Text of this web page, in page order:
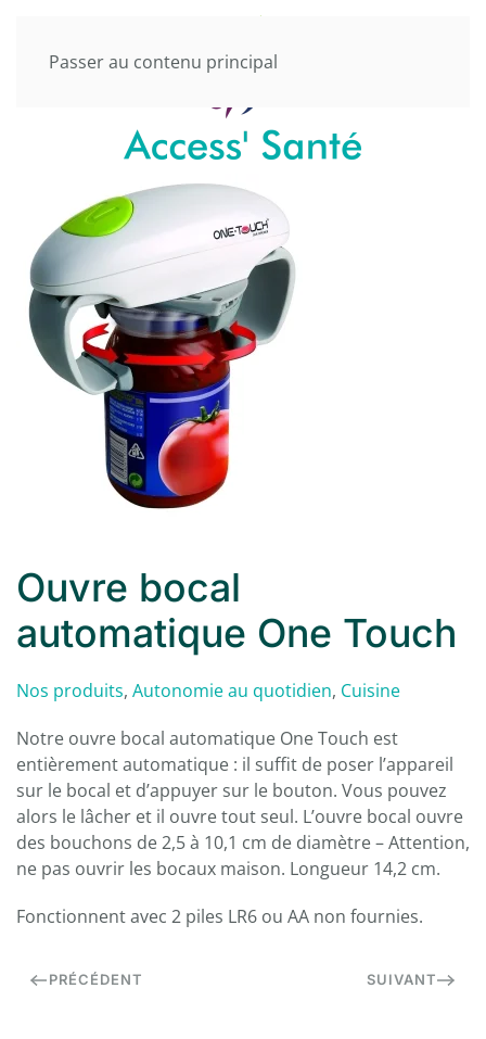
Passer au contenu principal
Ouvre bocal
automatique One Touch
Nos produits, Autonomie au quotidien, Cuisine
Notre ouvre bocal automatique One Touch est
entièrement automatique : il suffit de poser l’appareil
sur le bocal et d’appuyer sur le bouton. Vous pouvez
alors le lâcher et il ouvre tout seul. L’ouvre bocal ouvre
des bouchons de 2,5 à 10,1 cm de diamètre – Attention,
ne pas ouvrir les bocaux maison. Longueur 14,2 cm.
Fonctionnent avec 2 piles LR6 ou AA non fournies.
PRÉCÉDENT SUIVANT